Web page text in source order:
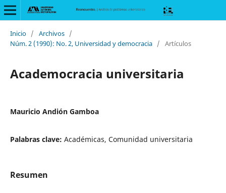
Inicio / Archivos /
Núm. 2 (1990): No. 2, Universidad y democracia / Artículos
Academocracia universitaria
Mauricio Andión Gamboa
Palabras clave: Académicas, Comunidad universitaria
Resumen